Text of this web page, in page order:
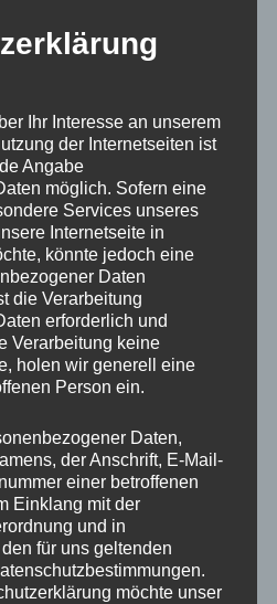
TMO / TMA
Ihr Interesse an unserem
der Internetseiten ist
Angabe
möglich. Sofern eine
Services unseres
Internetseite in
könnte jedoch eine
Daten
die Verarbeitung
erforderlich und
Verarbeitung keine
holen wir generell eine
Person ein.
Daten,
der Anschrift, E-Mail-
einer betroffenen
Einklang mit der
und in
für uns geltenden
möchte unser